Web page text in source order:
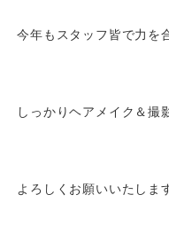
今年もスタッフ皆で力を
しっかりヘアメイク＆撮
よろしくお願いいたしま